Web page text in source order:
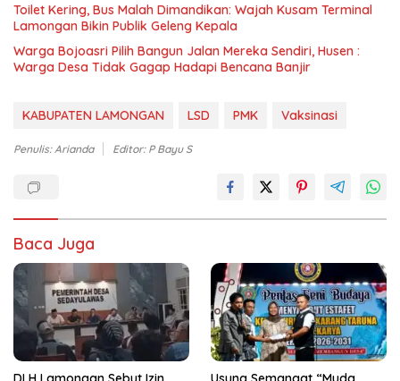
Toilet Kering, Bus Malah Dimandikan: Wajah Kusam Terminal
Lamongan Bikin Publik Geleng Kepala
Warga Bojoasri Pilih Bangun Jalan Mereka Sendiri, Husen :
Warga Desa Tidak Gagap Hadapi Bencana Banjir
KABUPATEN LAMONGAN LSD PMK Vaksinasi
Penulis: Arianda Editor: P Bayu S
Baca Juga